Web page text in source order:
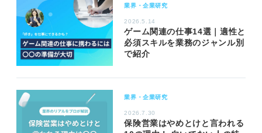
業界・企業研究
2026.5.14
ゲーム関連の仕事14選｜適性と
必須スキルを業務のジャンル別
で紹介
業界・企業研究
2026.7.30
保険営業はやめとけと言われる